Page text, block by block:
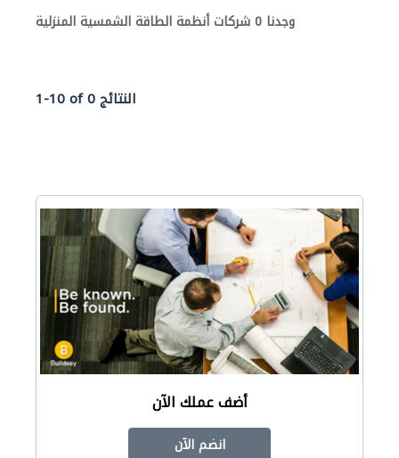
وجدنا 0 شركات أنظمة الطاقة الشمسية المنزلية
1-10 of 0 النتائج
أضف عملك الآن
انضم الآن